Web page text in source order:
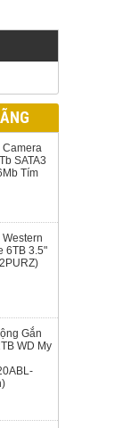
Camera
SATA3
Tím
6TB 3.5"
Gắn
WD My